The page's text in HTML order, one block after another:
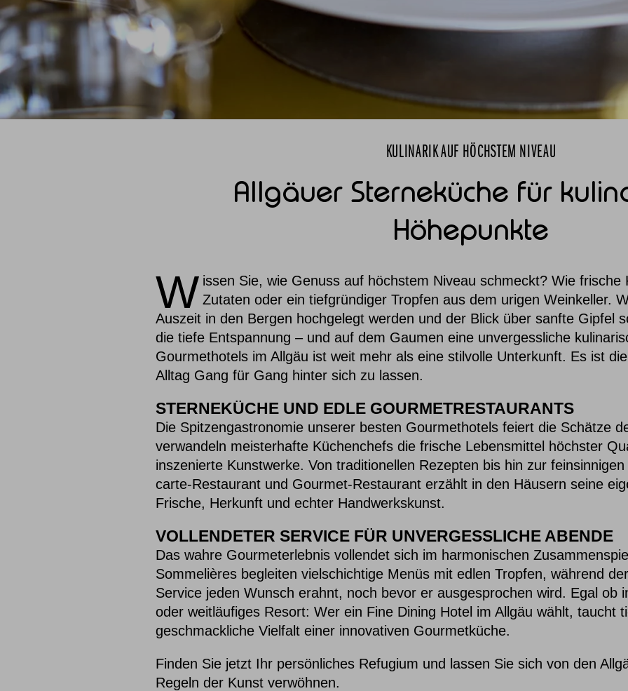
KULINARIK AUF HÖCHSTEM NIVEAU
Allgäuer Sterneküche für
Höhepunkte
W issen Sie, wie Genuss auf höchstem Niveau schmeckt? Wie frische
Zutaten oder ein tiefgründiger Tropfen aus dem urigen Weinkeller.
Auszeit in den Bergen hochgelegt werden und der Blick über sanfte Gipfel
die tiefe Entspannung – und auf dem Gaumen eine unvergessliche
Gourmethotels im Allgäu ist weit mehr als eine stilvolle Unterkunft. Es ist
Alltag Gang für Gang hinter sich zu lassen.
STERNEKÜCHE UND EDLE GOURMETRESTAURANTS
Die Spitzengastronomie unserer besten Gourmethotels feiert die Schätze
verwandeln meisterhafte Küchenchefs die frische Lebensmittel höchster
inszenierte Kunstwerke. Von traditionellen Rezepten bis hin zur
carte-Restaurant und Gourmet-Restaurant erzählt in den Häusern seine
Frische, Herkunft und echter Handwerkskunst.
VOLLENDETER SERVICE FÜR UNVERGESSLICHE ABENDE
Das wahre Gourmeterlebnis vollendet sich im harmonischen
Sommelières begleiten vielschichtige Menüs mit edlen Tropfen, während
Service jeden Wunsch erahnt, noch bevor er ausgesprochen wird. Egal ob
oder weitläufiges Resort: Wer ein Fine Dining Hotel im Allgäu wählt, taucht
geschmackliche Vielfalt einer innovativen Gourmetküche.
Finden Sie jetzt Ihr persönliches Refugium und lassen Sie sich von den
Regeln der Kunst verwöhnen.